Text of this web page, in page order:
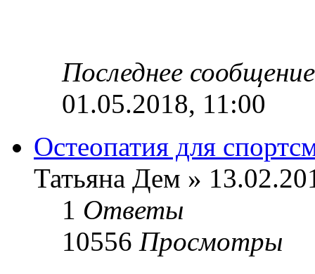
Последнее
01.05.2018, 11:00
Остеопатия для
Татьяна Дем »
1 Ответы
10556 Просмотры